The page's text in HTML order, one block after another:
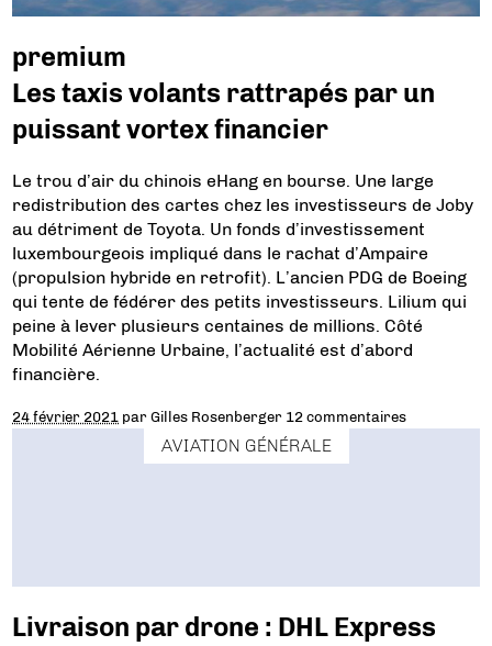
premium
Les taxis volants rattrapés par un
puissant vortex financier
Le trou d’air du chinois eHang en bourse. Une large
redistribution des cartes chez les investisseurs de Joby
au détriment de Toyota. Un fonds d’investissement
luxembourgeois impliqué dans le rachat d’Ampaire
(propulsion hybride en retrofit). L’ancien PDG de Boeing
qui tente de fédérer des petits investisseurs. Lilium qui
peine à lever plusieurs centaines de millions. Côté
Mobilité Aérienne Urbaine, l’actualité est d’abord
financière.
24 février 2021 parGilles Rosenberger 12 commentaires
AVIATION GÉNÉRALE
Livraison par drone : DHL Express